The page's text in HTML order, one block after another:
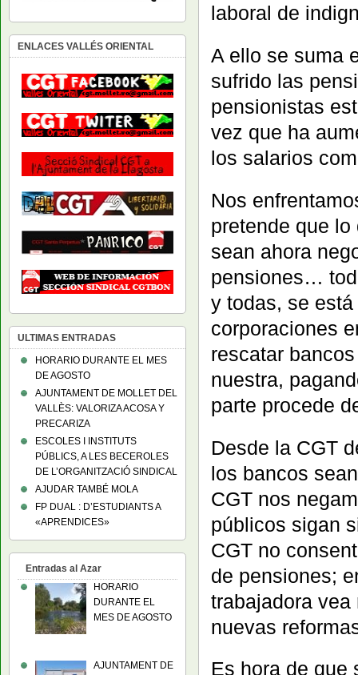
laboral de
A ello se suma
sufrido las
pensionistas
vez que ha
los salarios
Nos
pretende que
sean ahora
pensiones…
y todas, se
corporaciones
rescatar
nuestra,
parte procede
Desde la CGT
los bancos
CGT nos
públicos sigan
CGT no
de pensiones;
trabajadora
nuevas
Es hora de que
ENLACES VALLÉS ORIENTAL
ULTIMAS ENTRADAS
HORARIO DURANTE EL MES
DE AGOSTO
AJUNTAMENT DE MOLLET DEL
VALLÈS: VALORIZA ACOSA Y
PRECARIZA
ESCOLES I INSTITUTS
PÚBLICS, A LES BECEROLES
DE L’ORGANITZACIÓ SINDICAL
AJUDAR TAMBÉ MOLA
FP DUAL : D’ESTUDIANTS A
«APRENDICES»
Entradas al Azar
HORARIO
DURANTE EL
MES DE AGOSTO
AJUNTAMENT DE